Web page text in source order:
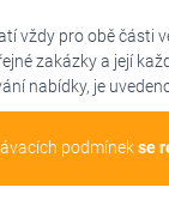
vždy pro obě části
zakázky a její
nabídky, je
podmínekse